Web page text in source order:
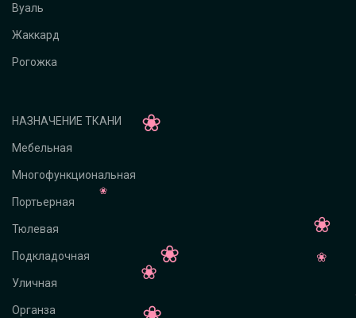
Вуаль
Жаккард
Рогожка
НАЗНАЧЕНИЕ ТКАНИ
Мебельная
Многофункциональная
Портьерная
Тюлевая
Подкладочная
Уличная
Органза